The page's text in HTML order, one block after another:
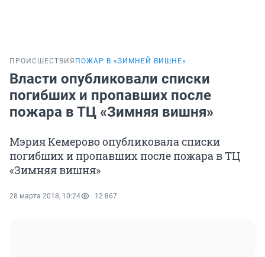
ПРОИСШЕСТВИЯ ПОЖАР В «ЗИМНЕЙ ВИШНЕ»
Власти опубликовали списки
погибших и пропавших после
пожара в ТЦ «Зимняя вишня»
Мэрия Кемерово опубликовала списки
погибших и пропавших после пожара в ТЦ
«Зимняя вишня»
28 марта 2018, 10:24 12 867